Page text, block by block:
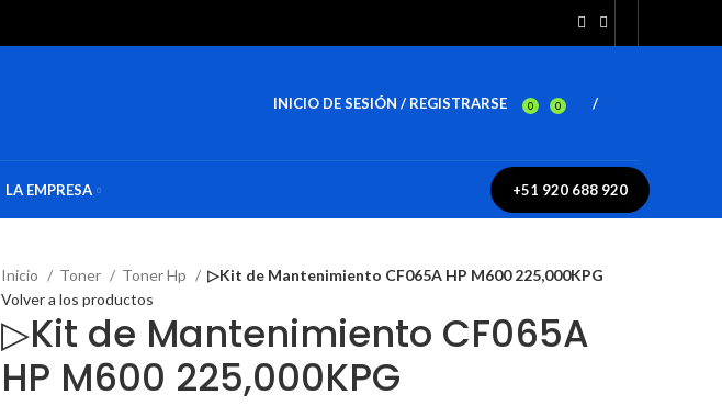
INICIO DE SESIÓN / REGISTRARSE 0 0 /
LA EMPRESA +51 920 688 920
Inicio Toner Toner Hp
▷Kit de Mantenimiento CF065A HP M600 225,000KPG
Volver a los productos
▷Kit de Mantenimiento CF065A
HP M600 225,000KPG